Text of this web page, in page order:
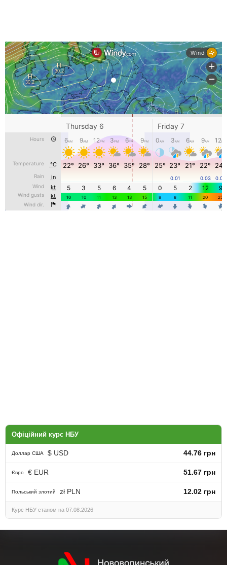
Офіційний курс НБУ
Доллар США $ USD 44.76 грн
Євро € EUR 51.67 грн
Польський злотий zł PLN 12.02 грн
Курс НБУ станом на 07.08.2026